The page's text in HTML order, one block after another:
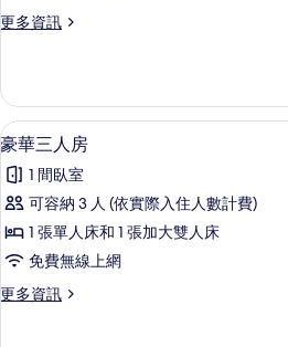
房,
張
加
大
雙
人
床
的
所
更多資訊
更
雙
人
房,
張
加
雙
人
的
顯
示
豪
華
三
房
豪華
3
豪華三人房
1 間臥室
可容納 3 人 (依實際入住人數計費)
1 張單人床和 1 張加大雙人床
免費無線上網
更多資訊
更